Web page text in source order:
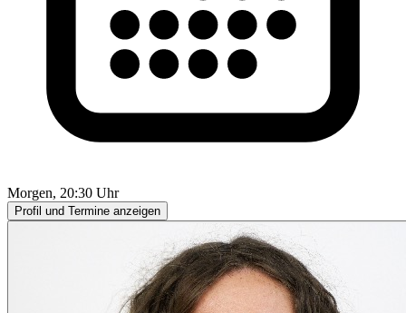
Morgen, 20:30 Uhr
Profil und Termine anzeigen